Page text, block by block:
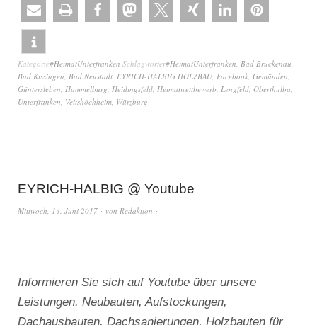
Kategorie#HeimatUnterfranken Schlagwörter#HeimatUnterfranken, Bad Brückenau,
Bad Kissingen, Bad Neustadt, EYRICH-HALBIG HOLZBAU, Facebook, Gemünden,
Güntersleben, Hammelburg, Heidingsfeld, Heimatwettbewerb, Lengfeld, Oberthulba,
Unterfranken, Veitshöchheim, Würzburg
EYRICH-HALBIG @ Youtube
Mittwoch, 14. Juni 2017 von Redaktion
Informieren Sie sich auf Youtube über unsere
Leistungen. Neubauten, Aufstockungen,
Dachausbauten, Dachsanierungen, Holzbauten für